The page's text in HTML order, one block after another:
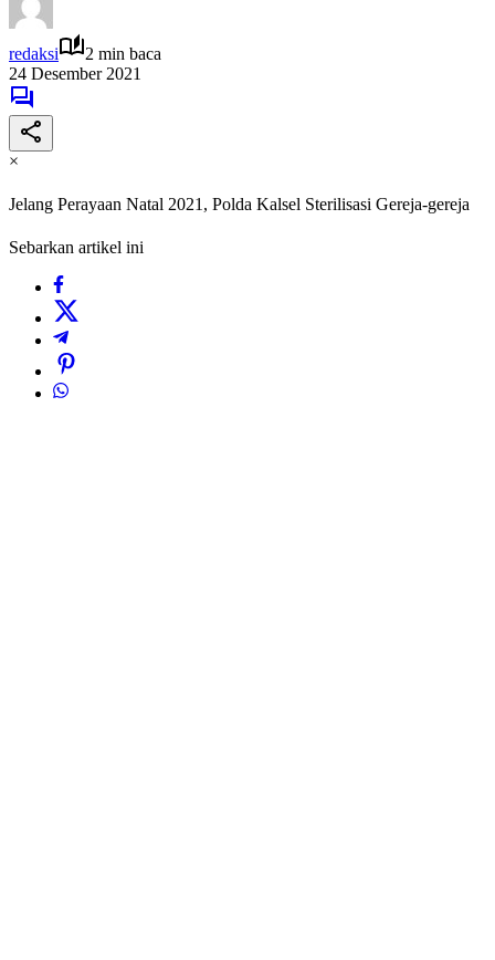
redaksi
2 min baca
24 Desember 2021
×
Jelang Perayaan Natal 2021, Polda Kalsel Sterilisasi Gereja-gereja
Sebarkan artikel ini